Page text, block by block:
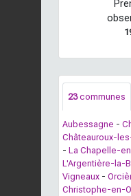
23communes
Aubessagne -
Châteauroux-
- La Chapelle-
L'Argentière-la-
Vigneaux -
Christophe-en-